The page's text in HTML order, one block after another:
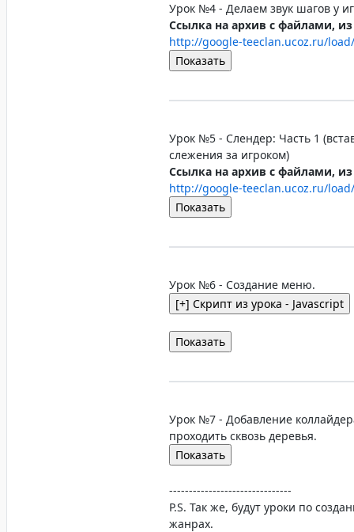
Урок №4 - Делаем звук шагов у
Ссылка на архив с файлами,
http://google-teeclan.ucoz.ru/
Урок №5 - Слендер: Часть 1
слежения за игроком)
Ссылка на архив с файлами,
http://google-teeclan.ucoz.ru/
Урок №6 - Создание меню.
Урок №7 - Добавление
проходить сквозь деревья.
-------------------------------
P.S. Так же, будут уроки по
жанрах.